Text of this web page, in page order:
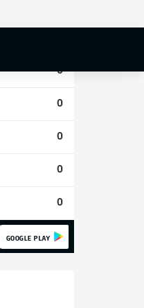
0
0
0
0
0
GOOGLE PLAY